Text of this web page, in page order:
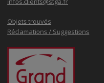
Objets trouvés
Réclamations / Suggestions